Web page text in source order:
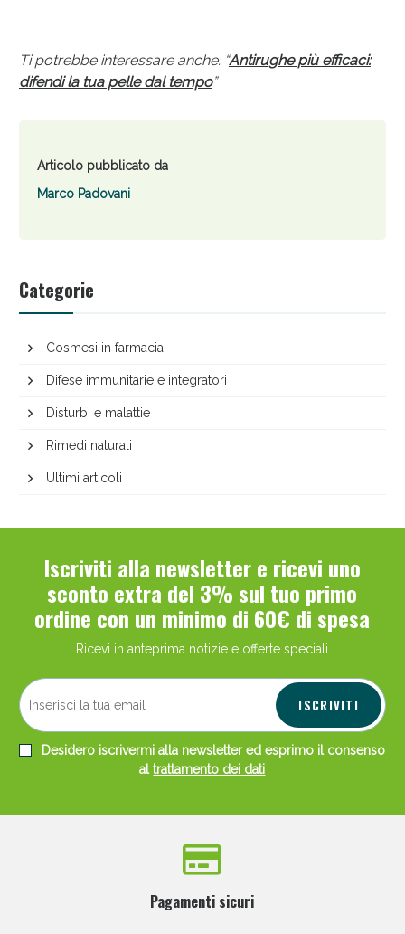
Categorie
Cosmesi in farmacia
Difese immunitarie e integratori
Disturbi e malattie
Rimedi naturali
Ultimi articoli
Ti potrebbe interessare anche: “Antirughe più efficaci:
difendi la tua pelle dal tempo”
Articolo pubblicato da
Marco Padovani
Iscriviti alla newsletter e ricevi uno
sconto extra del 3% sul tuo primo
ordine con un minimo di 60€ di spesa
Ricevi in anteprima notizie e offerte speciali
ISCRIVITI
Desidero iscrivermi alla newsletter ed esprimo il consenso
altrattamento dei dati
Pagamenti sicuri